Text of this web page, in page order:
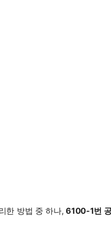
한 방법 중 하나,6100-1번